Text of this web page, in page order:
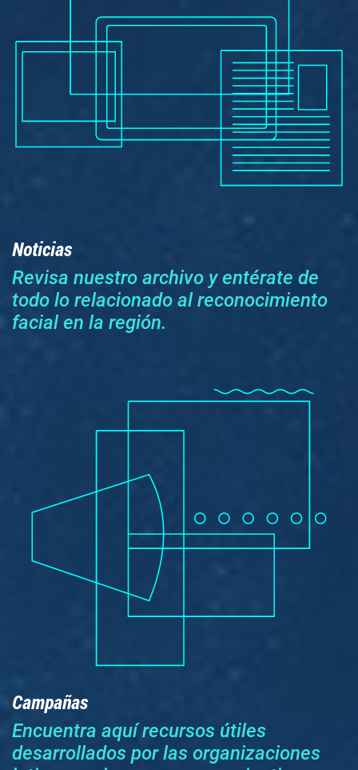
Noticias
Revisa nuestro archivo y entérate de
todo lo relacionado al reconocimiento
facial en la región.
Campañas
Encuentra aquí recursos útiles
desarrollados por las organizaciones